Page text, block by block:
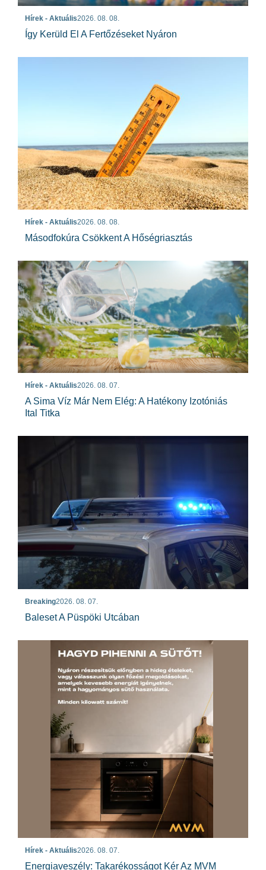
Hírek - Aktuális2026. 08. 08.
Így Kerüld El A Fertőzéseket Nyáron
Hírek - Aktuális2026. 08. 08.
Másodfokúra Csökkent A Hőségriasztás
Hírek - Aktuális2026. 08. 07.
A Sima Víz Már Nem Elég: A Hatékony Izotóniás
Ital Titka
Breaking2026. 08. 07.
Baleset A Püspöki Utcában
Hírek - Aktuális2026. 08. 07.
Energiaveszély: Takarékosságot Kér Az MVM